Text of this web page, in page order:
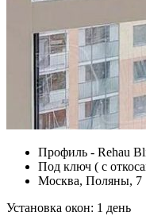
Профиль - Rehau
Под ключ ( с
Москва, Поляны, 7
Установка окон: 1 день